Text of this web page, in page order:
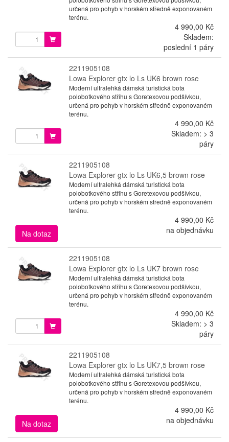
určená pro pohyb v horském středně exponovaném
terénu.
4 990,00 Kč
Skladem:
poslední 1 páry
2211905108
Lowa Explorer gtx lo Ls UK6 brown rose
Moderní ultralehká dámská turistická bota
polobotkového střihu s Goretexovou podšívkou,
určená pro pohyb v horském středně exponovaném
terénu.
4 990,00 Kč
Skladem: > 3
páry
2211905108
Lowa Explorer gtx lo Ls UK6,5 brown rose
Moderní ultralehká dámská turistická bota
polobotkového střihu s Goretexovou podšívkou,
určená pro pohyb v horském středně exponovaném
terénu.
4 990,00 Kč
Na dotaz
na objednávku
2211905108
Lowa Explorer gtx lo Ls UK7 brown rose
Moderní ultralehká dámská turistická bota
polobotkového střihu s Goretexovou podšívkou,
určená pro pohyb v horském středně exponovaném
terénu.
4 990,00 Kč
Skladem: > 3
páry
2211905108
Lowa Explorer gtx lo Ls UK7,5 brown rose
Moderní ultralehká dámská turistická bota
polobotkového střihu s Goretexovou podšívkou,
určená pro pohyb v horském středně exponovaném
terénu.
4 990,00 Kč
Na dotaz
na objednávku